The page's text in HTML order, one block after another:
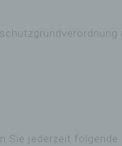
jederzeit folgende